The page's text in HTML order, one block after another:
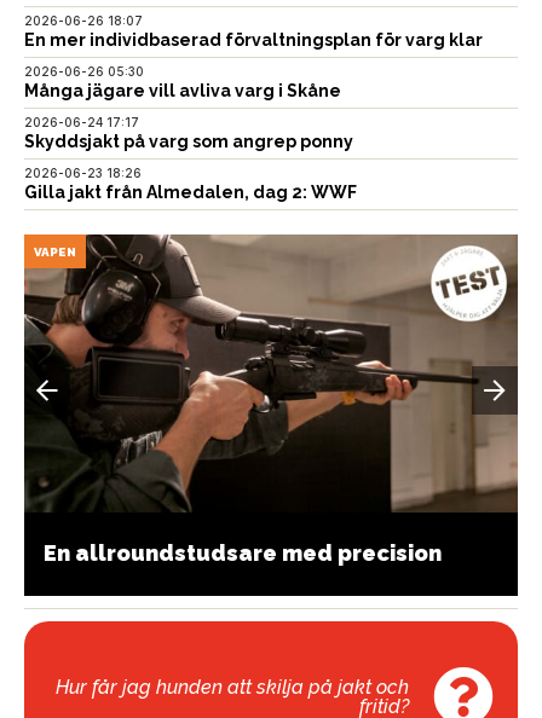
2026-06-26 18:07
En mer individbaserad förvaltningsplan för varg klar
2026-06-26 05:30
Många jägare vill avliva varg i Skåne
2026-06-24 17:17
Skyddsjakt på varg som angrep ponny
2026-06-23 18:26
Gilla jakt från Almedalen, dag 2: WWF
VAPEN
En allroundstudsare med precision
Hur får jag hunden att skilja på jakt och
fritid?